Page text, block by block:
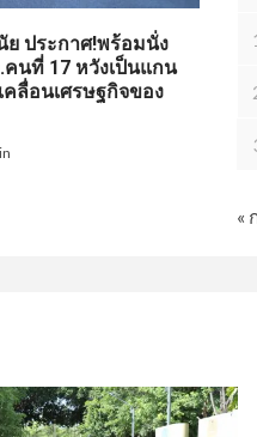
ประกาศ!พร้อมนั่ง
นที่ 17 หวังเป็นแกน
ลื่อนเศรษฐกิจของ
«